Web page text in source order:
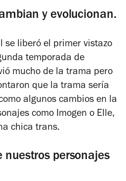
y evolucionan.
se liberó el primer vistazo
temporada de
mucho de la trama pero
que la trama sería
algunos cambios en la
como Imogen o Elle,
chica trans.
nuestros personajes